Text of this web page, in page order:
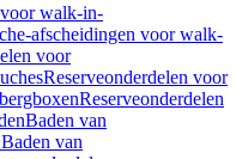
walk-in-
afscheidingen voor walk-
voor
Reserveonderdelen voor
Reserveonderdelen
Baden van
van